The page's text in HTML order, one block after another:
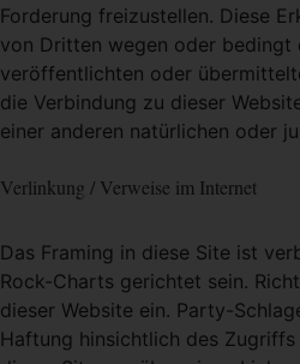
Forderung freizustellen. Diese
von Dritten wegen oder bedingt
veröffentlichten oder
die Verbindung zu dieser
einer anderen natürlichen oder
Verlinkung / Verweise im Internet
Das Framing in diese Site ist
Rock-Charts gerichtet sein.
dieser Website ein. Party-
Haftung hinsichtlich des